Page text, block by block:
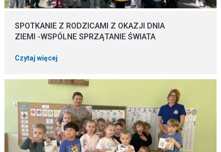
SPOTKANIE Z RODZICAMI Z OKAZJI DNIA
ZIEMI -WSPÓLNE SPRZĄTANIE ŚWIATA
Czytaj więcej